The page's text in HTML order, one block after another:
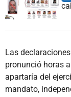
Las
pronunció horas
apartaría del
mandato,